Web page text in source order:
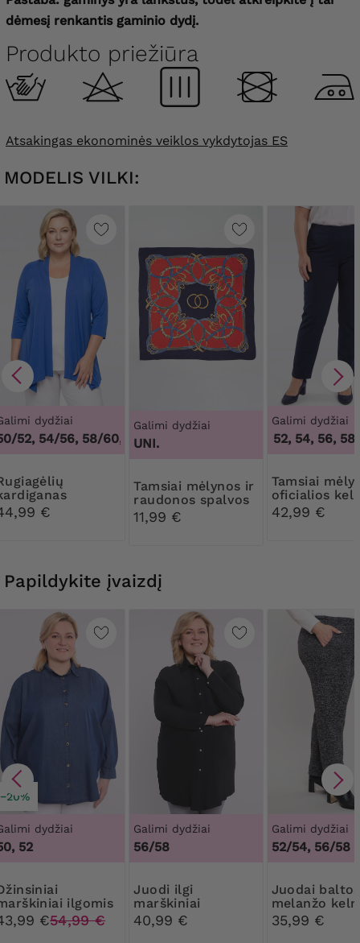
dėmesį renkantis gaminio dydį.
Produkto priežiūra
Atsakingas ekonominės veiklos vykdytojas ES
MODELIS VILKI:
dydžiai
52, 54/56, 58/60, 62/64 46/48, 50/52, 54/56, 58/60,
€
Galimi dydžiai
UNI.
Tamsiai mėlynos ir
raudonos spalvos
raštuotas šilkine
skarelė
11,99 €
Galimi dydžiai
46, 50, 52, 54, 56, 58,
Tamsiai mėlynos
oficialios
42,99 €
Papildykite įvaizdį
−20%
dydžiai
52
ilgomis
€54,99 €
Galimi dydžiai
56/58
Juodi ilgi
marškiniai
40,99 €
Galimi dydžiai
52/54, 56/58
Juodai baltos
melanžo
35,99 €